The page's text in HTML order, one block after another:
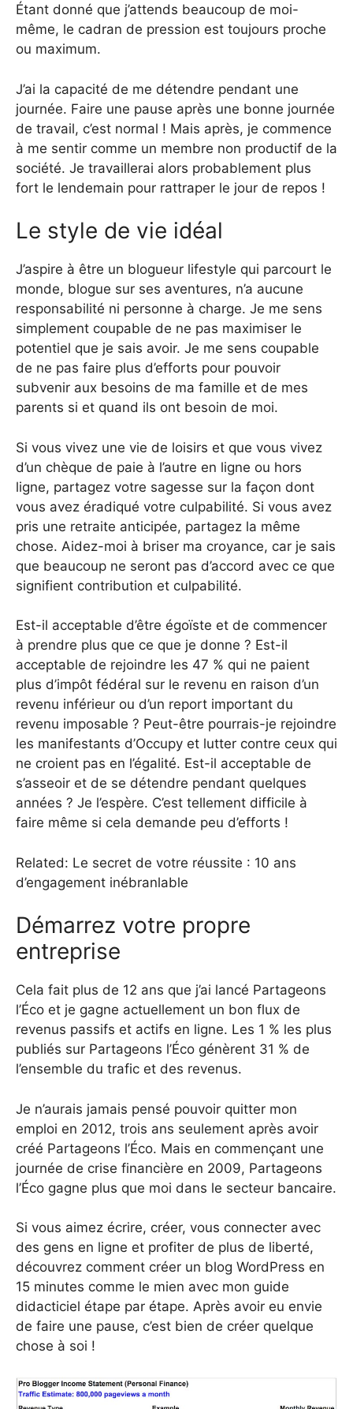
Étant donné que j’attends beaucoup de moi-
même, le cadran de pression est toujours proche
ou maximum.
J’ai la capacité de me détendre pendant une
journée. Faire une pause après une bonne journée
de travail, c’est normal ! Mais après, je commence
à me sentir comme un membre non productif de la
société. Je travaillerai alors probablement plus
fort le lendemain pour rattraper le jour de repos !
Le style de vie idéal
J’aspire à être un blogueur lifestyle qui parcourt le
monde, blogue sur ses aventures, n’a aucune
responsabilité ni personne à charge. Je me sens
simplement coupable de ne pas maximiser le
potentiel que je sais avoir. Je me sens coupable
de ne pas faire plus d’efforts pour pouvoir
subvenir aux besoins de ma famille et de mes
parents si et quand ils ont besoin de moi.
Si vous vivez une vie de loisirs et que vous vivez
d’un chèque de paie à l’autre en ligne ou hors
ligne, partagez votre sagesse sur la façon dont
vous avez éradiqué votre culpabilité. Si vous avez
pris une retraite anticipée, partagez la même
chose. Aidez-moi à briser ma croyance, car je sais
que beaucoup ne seront pas d’accord avec ce que
signifient contribution et culpabilité.
Est-il acceptable d’être égoïste et de commencer
à prendre plus que ce que je donne ? Est-il
acceptable de rejoindre les 47 % qui ne paient
plus d’impôt fédéral sur le revenu en raison d’un
revenu inférieur ou d’un report important du
revenu imposable ? Peut-être pourrais-je rejoindre
les manifestants d’Occupy et lutter contre ceux qui
ne croient pas en l’égalité. Est-il acceptable de
s’asseoir et de se détendre pendant quelques
années ? Je l’espère. C’est tellement difficile à
faire même si cela demande peu d’efforts !
Related: Le secret de votre réussite : 10 ans
d’engagement inébranlable
Démarrez votre propre
entreprise
Cela fait plus de 12 ans que j’ai lancé Partageons
l’Éco et je gagne actuellement un bon flux de
revenus passifs et actifs en ligne. Les 1 % les plus
publiés sur Partageons l’Éco génèrent 31 % de
l’ensemble du trafic et des revenus.
Je n’aurais jamais pensé pouvoir quitter mon
emploi en 2012, trois ans seulement après avoir
créé Partageons l’Éco. Mais en commençant une
journée de crise financière en 2009, Partageons
l’Éco gagne plus que moi dans le secteur bancaire.
Si vous aimez écrire, créer, vous connecter avec
des gens en ligne et profiter de plus de liberté,
découvrez comment créer un blog WordPress en
15 minutes comme le mien avec mon guide
didacticiel étape par étape. Après avoir eu envie
de faire une pause, c’est bien de créer quelque
chose à soi !